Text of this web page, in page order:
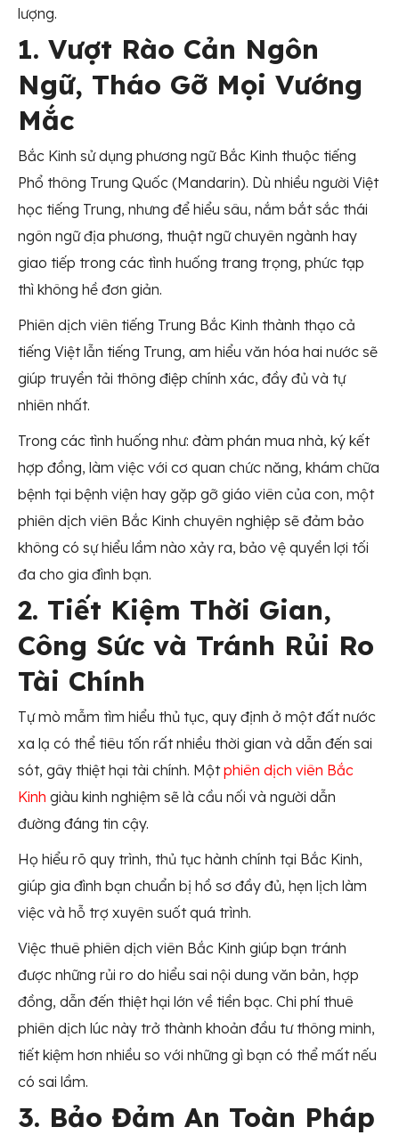
lượng.
1. Vượt Rào Cản Ngôn
Ngữ, Tháo Gỡ Mọi Vướng
Mắc
Bắc Kinh sử dụng phương ngữ Bắc Kinh thuộc tiếng
Phổ thông Trung Quốc (Mandarin). Dù nhiều người Việt
học tiếng Trung, nhưng để hiểu sâu, nắm bắt sắc thái
ngôn ngữ địa phương, thuật ngữ chuyên ngành hay
giao tiếp trong các tình huống trang trọng, phức tạp
thì không hề đơn giản.
Phiên dịch viên tiếng Trung Bắc Kinh thành thạo cả
tiếng Việt lẫn tiếng Trung, am hiểu văn hóa hai nước sẽ
giúp truyền tải thông điệp chính xác, đầy đủ và tự
nhiên nhất.
Trong các tình huống như: đàm phán mua nhà, ký kết
hợp đồng, làm việc với cơ quan chức năng, khám chữa
bệnh tại bệnh viện hay gặp gỡ giáo viên của con, một
phiên dịch viên Bắc Kinh chuyên nghiệp sẽ đảm bảo
không có sự hiểu lầm nào xảy ra, bảo vệ quyền lợi tối
đa cho gia đình bạn.
2. Tiết Kiệm Thời Gian,
Công Sức và Tránh Rủi Ro
Tài Chính
Tự mò mẫm tìm hiểu thủ tục, quy định ở một đất nước
xa lạ có thể tiêu tốn rất nhiều thời gian và dẫn đến sai
sót, gây thiệt hại tài chính. Mộtphiên dịch viên Bắc
Kinh giàu kinh nghiệm sẽ là cầu nối và người dẫn
đường đáng tin cậy.
Họ hiểu rõ quy trình, thủ tục hành chính tại Bắc Kinh,
giúp gia đình bạn chuẩn bị hồ sơ đầy đủ, hẹn lịch làm
việc và hỗ trợ xuyên suốt quá trình.
Việc thuê phiên dịch viên Bắc Kinh giúp bạn tránh
được những rủi ro do hiểu sai nội dung văn bản, hợp
đồng, dẫn đến thiệt hại lớn về tiền bạc. Chi phí thuê
phiên dịch lúc này trở thành khoản đầu tư thông minh,
tiết kiệm hơn nhiều so với những gì bạn có thể mất nếu
có sai lầm.
3. Bảo Đảm An Toàn Pháp